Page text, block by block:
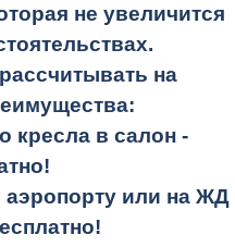
не увеличится
на
кресла в салон -
аэропорту или на ЖД